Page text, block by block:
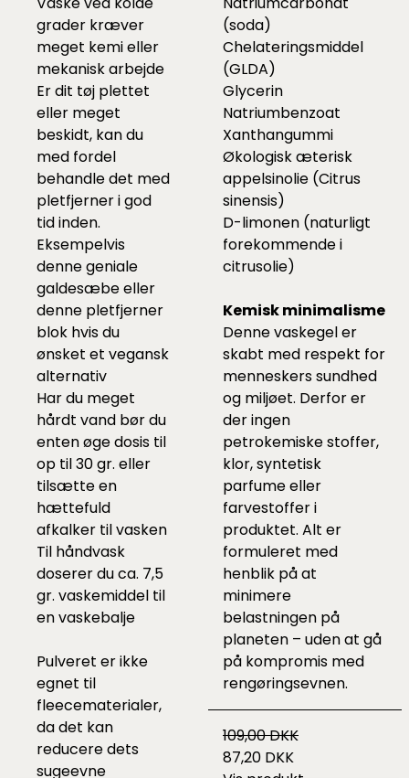
grader kræver
meget kemi eller
mekanisk arbejde
Er dit tøj plettet
eller meget
beskidt, kan du
med fordel
behandle det med
pletfjerner i god
tid inden.
Eksempelvis
dennegeniale
galdesæbe eller
denne pletfjerner
blok hvis du
ønsket et vegansk
alternativ
Har du meget
hårdt vand bør du
enten øge dosis til
op til 30 gr. eller
tilsætte en
hættefuld
afkalker til vasken
Til håndvask
doserer du ca. 7,5
gr. vaskemiddel til
en vaskebalje
Pulveret er ikke
egnet til
fleecematerialer,
da det kan
reducere dets
sugeevne
(soda)
Chelateringsmiddel
(GLDA)
Glycerin
Natriumbenzoat
Xanthangummi
Økologisk æterisk
appelsinolie (Citrus
sinensis)
D-limonen (naturligt
forekommende i
citrusolie)
Kemisk minimalisme
Denne vaskegel er
skabt med respekt for
menneskers sundhed
og miljøet. Derfor er
der ingen
petrokemiske stoffer,
klor, syntetisk
parfume eller
farvestoffer i
produktet. Alt er
formuleret med
henblik på at
minimere
belastningen på
planeten – uden at gå
på kompromis med
rengøringsevnen.
109,00 DKK
87,20 DKK